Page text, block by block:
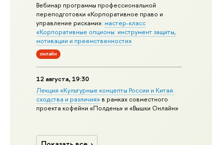
Вебинар программы профессиональной
переподготовки «Корпоративное право и
управление рисками»:мастер-класс
«Корпоративные опционы: инструмент защиты,
мотивации и преемственности»
онлайн
12 августа, 19:30
Лекция «Культурные концепты России и Китая:
сходства и различия» в рамках совместного
проекта кофейни «Полдень» и «Вышки Онлайн»